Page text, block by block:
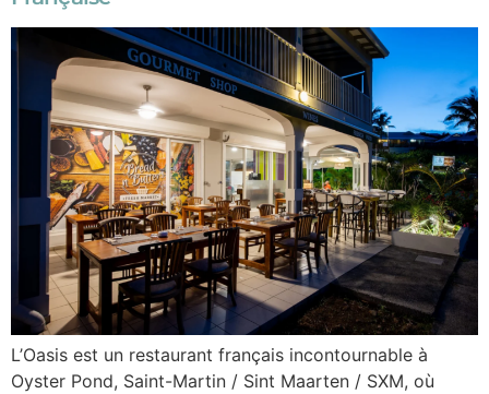
L’Oasis est un restaurant français incontournable à
Oyster Pond, Saint-Martin / Sint Maarten / SXM, où